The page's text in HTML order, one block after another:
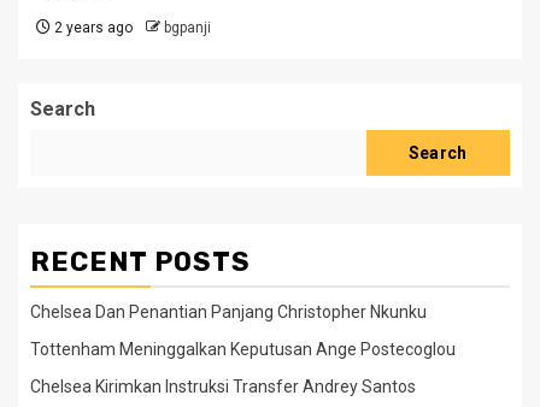
2 years ago bgpanji
Search
Search
RECENT POSTS
Chelsea Dan Penantian Panjang Christopher Nkunku
Tottenham Meninggalkan Keputusan Ange Postecoglou
Chelsea Kirimkan Instruksi Transfer Andrey Santos